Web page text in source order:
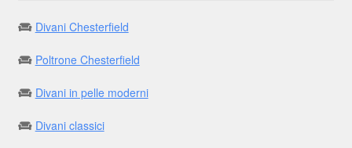
Divani Chesterfield
Poltrone Chesterfield
Divani in pelle moderni
Divani classici